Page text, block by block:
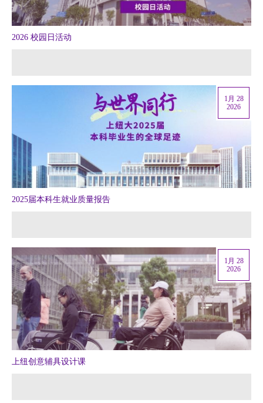
2026 校园日活动
2025届本科生就业质量报告
1月 28
2026
上纽创意辅具设计课
1月 28
2026